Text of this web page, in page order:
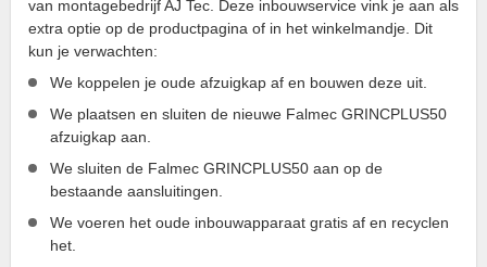
van montagebedrijf AJ Tec. Deze inbouwservice vink je aan als
extra optie op de productpagina of in het winkelmandje. Dit
kun je verwachten:
We koppelen je oude afzuigkap af en bouwen deze uit.
We plaatsen en sluiten de nieuwe Falmec GRINCPLUS50
afzuigkap aan.
We sluiten de Falmec GRINCPLUS50 aan op de
bestaande aansluitingen.
We voeren het oude inbouwapparaat gratis af en recyclen
het.